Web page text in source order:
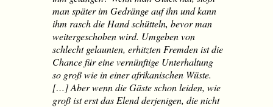
man später im Gedränge auf ihn und kann
ihm rasch die Hand schütteln, bevor man
weitergeschoben wird. Umgeben von
schlecht gelaunten, erhitzten Fremden ist die
Chance für eine vernünftige Unterhaltung
so groß wie in einer afrikanischen Wüste.
[…] Aber wenn die Gäste schon leiden, wie
groß ist erst das Elend derjenigen, die nicht